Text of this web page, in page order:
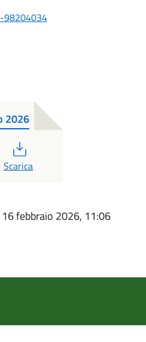
98204034
2026
Scarica
16 febbraio 2026, 11:06